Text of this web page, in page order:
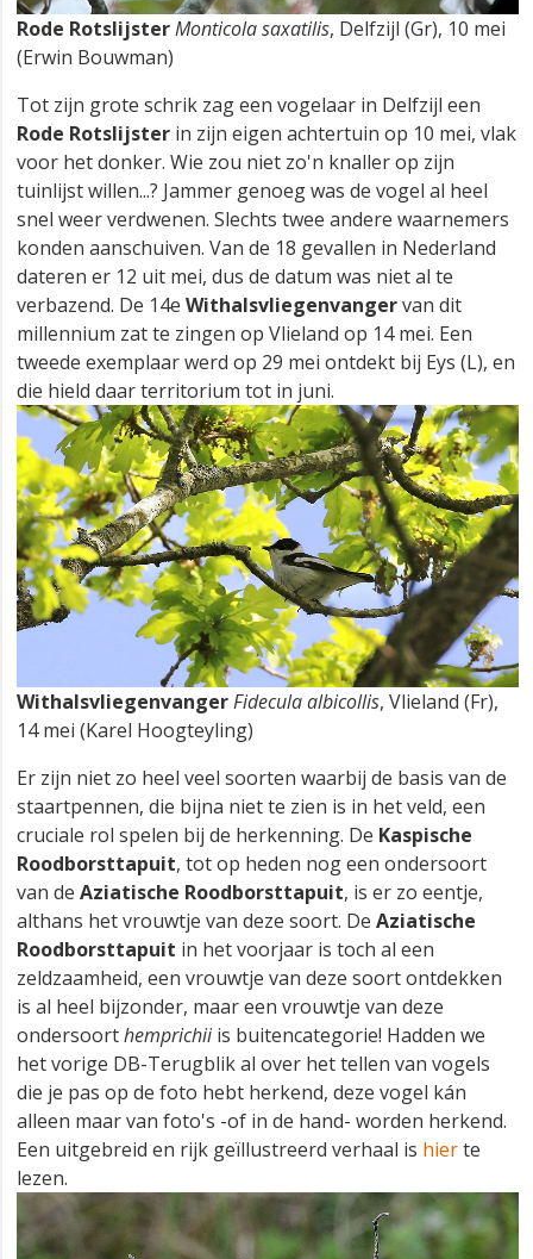
Rode RotslijsterMonticola saxatilis, Delfzijl (Gr), 10 mei
(Erwin Bouwman)
Tot zijn grote schrik zag een vogelaar in Delfzijl een
Rode Rotslijster in zijn eigen achtertuin op 10 mei, vlak
voor het donker. Wie zou niet zo'n knaller op zijn
tuinlijst willen...? Jammer genoeg was de vogel al heel
snel weer verdwenen. Slechts twee andere waarnemers
konden aanschuiven. Van de 18 gevallen in Nederland
dateren er 12 uit mei, dus de datum was niet al te
verbazend. De 14e Withalsvliegenvangervan dit
millennium zat te zingen op Vlieland op 14 mei. Een
tweede exemplaar werd op 29 mei ontdekt bij Eys (L), en
die hield daar territorium tot in juni.
WithalsvliegenvangerFidecula albicollis, Vlieland (Fr),
14 mei (Karel Hoogteyling)
Er zijn niet zo heel veel soorten waarbij de basis van de
staartpennen, die bijna niet te zien is in het veld, een
cruciale rol spelen bij de herkenning. De Kaspische
Roodborsttapuit, tot op heden nog een ondersoort
van de Aziatische Roodborsttapuit, is er zo eentje,
althans het vrouwtje van deze soort. De Aziatische
Roodborsttapuit in het voorjaar is toch al een
zeldzaamheid, een vrouwtje van deze soort ontdekken
is al heel bijzonder, maar een vrouwtje van deze
ondersoorthemprichiiis buitencategorie! Hadden we
het vorige DB-Terugblik al over het tellen van vogels
die je pas op de foto hebt herkend, deze vogel kán
alleen maar van foto's -of in de hand- worden herkend.
Een uitgebreid en rijk geïllustreerd verhaal is hierte
lezen.